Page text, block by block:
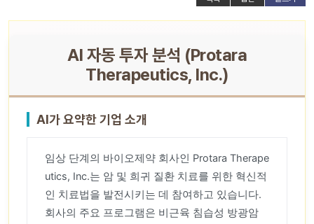
AI 자동 투자 분석 (Protara
Therapeutics, Inc.)
AI가 요약한 기업 소개
임상 단계의 바이오제약 회사인 Protara Therape
utics, Inc.는 암 및 희귀 질환 치료를 위한 혁신적
인 치료법을 발전시키는 데 참여하고 있습니다.
회사의 주요 프로그램은 비근육 침습성 방광암